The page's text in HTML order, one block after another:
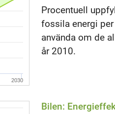
2030
Procentuell
fossila energi
använda om de
år 2010.
Bilen: